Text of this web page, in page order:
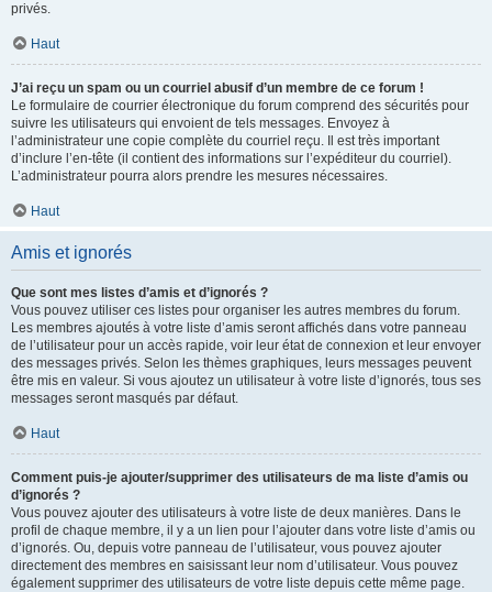
privés.
Haut
J’ai reçu un spam ou un courriel abusif d’un membre de ce forum !
Le formulaire de courrier électronique du forum comprend des sécurités pour
suivre les utilisateurs qui envoient de tels messages. Envoyez à
l’administrateur une copie complète du courriel reçu. Il est très important
d’inclure l’en-tête (il contient des informations sur l’expéditeur du courriel).
L’administrateur pourra alors prendre les mesures nécessaires.
Haut
Amis et ignorés
Que sont mes listes d’amis et d’ignorés ?
Vous pouvez utiliser ces listes pour organiser les autres membres du forum.
Les membres ajoutés à votre liste d’amis seront affichés dans votre panneau
de l’utilisateur pour un accès rapide, voir leur état de connexion et leur envoyer
des messages privés. Selon les thèmes graphiques, leurs messages peuvent
être mis en valeur. Si vous ajoutez un utilisateur à votre liste d’ignorés, tous ses
messages seront masqués par défaut.
Haut
Comment puis-je ajouter/supprimer des utilisateurs de ma liste d’amis ou
d’ignorés ?
Vous pouvez ajouter des utilisateurs à votre liste de deux manières. Dans le
profil de chaque membre, il y a un lien pour l’ajouter dans votre liste d’amis ou
d’ignorés. Ou, depuis votre panneau de l’utilisateur, vous pouvez ajouter
directement des membres en saisissant leur nom d’utilisateur. Vous pouvez
également supprimer des utilisateurs de votre liste depuis cette même page.